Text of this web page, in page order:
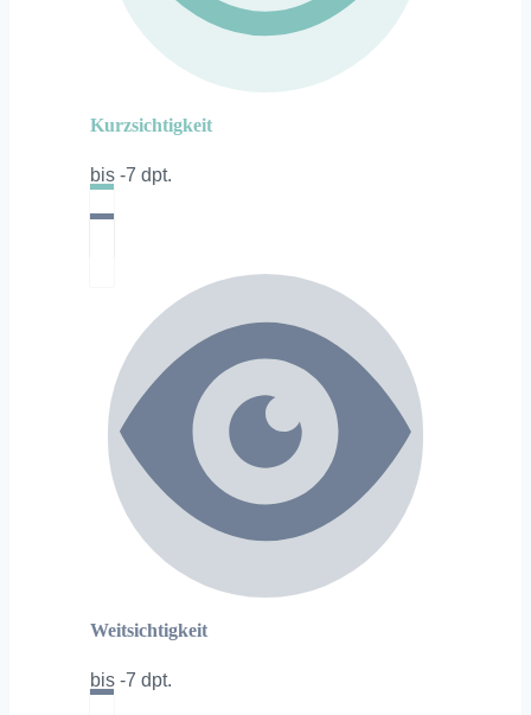
Kurzsichtigkeit
bis -7 dpt.
Weitsichtigkeit
bis -7 dpt.